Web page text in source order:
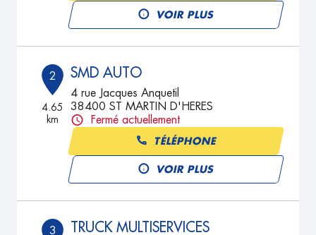
VOIR PLUS
2
4.65
km
SMD AUTO
4 rue Jacques Anquetil
38400 ST MARTIN D'HERES
Fermé actuellement
TÉLÉPHONE
VOIR PLUS
3 TRUCK MULTISERVICES